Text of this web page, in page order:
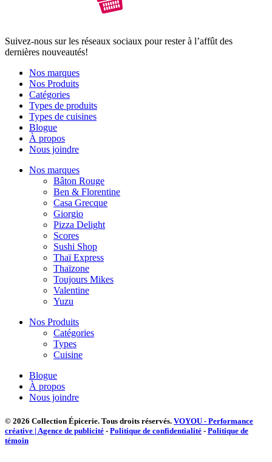
Suivez-nous sur les réseaux sociaux pour rester à l’affût des
dernières nouveautés!
Nos marques
Nos Produits
Catégories
Types de produits
Types de cuisines
Blogue
À propos
Nous joindre
Nos marques
Bâton Rouge
Ben & Florentine
Casa Grecque
Giorgio
Pizza Delight
Scores
Sushi Shop
Thaï Express
Thaïzone
Toujours Mikes
Valentine
Yuzu
Nos Produits
Catégories
Types
Cuisine
Blogue
À propos
Nous joindre
© 2026 Collection Épicerie. Tous droits réservés. VOYOU - Performance
créative | Agence de publicité - Politique de confidentialité - Politique de
témoin